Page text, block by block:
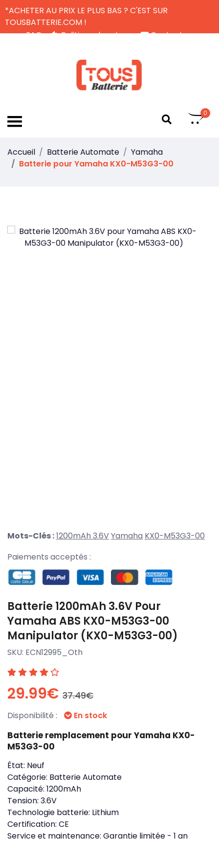
*ACHETER AU PRIX LE PLUS BAS ? C'EST SUR
TOUSBATTERIE.COM !
FAQ
Politique de retour
Contactez-nous
0
Accueil Batterie Automate
Yamaha
Batterie pour Yamaha KX0-M53G3-00
Mots-Clés :1200mAh 3.6VYamaha KX0-M53G3-00
Paiements acceptés :
Batterie 1200mAh 3.6V Pour
Yamaha ABS KX0-M53G3-00
Manipulator (KX0-M53G3-00)
SKU: ECN12995_Oth
29.99€ 37.49€
Disponibilité : En stock
Batterie remplacement pour Yamaha KX0-
M53G3-00
État: Neuf
Catégorie: Batterie Automate
Capacité: 1200mAh
Tension: 3.6V
Technologie batterie: Lithium
Certification: CE
Service et maintenance: Garantie limitée - 1 an